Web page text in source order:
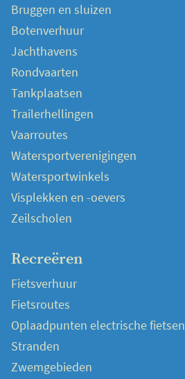
Bruggen en sluizen
Botenverhuur
Jachthavens
Rondvaarten
Tankplaatsen
Trailerhellingen
Vaarroutes
Watersportverenigingen
Watersportwinkels
Visplekken en -oevers
Zeilscholen
Recreëren
Fietsverhuur
Fietsroutes
Oplaadpunten electrische fietsen
Stranden
Zwemgebieden